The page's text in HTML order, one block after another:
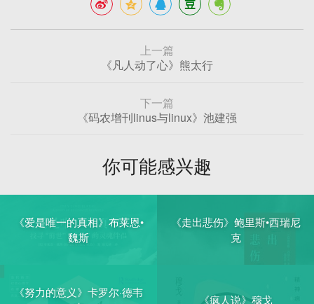
上一篇
《凡人动了心》熊太行
下一篇
《码农增刊linus与linux》池建强
你可能感兴趣
《爱是唯一的真相》布莱恩•
魏斯
《走出悲伤》鲍里斯•西瑞尼
克
《努力的意义》卡罗尔·德韦
《疯人说》穆戈